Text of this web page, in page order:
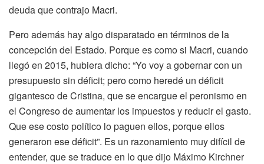
deuda que contrajo Macri.
Pero además hay algo disparatado en términos de la
concepción del Estado. Porque es como si Macri, cuando
llegó en 2015, hubiera dicho: “Yo voy a gobernar con un
presupuesto sin déficit; pero como heredé un déficit
gigantesco de Cristina, que se encargue el peronismo en
el Congreso de aumentar los impuestos y reducir el gasto.
Que ese costo político lo paguen ellos, porque ellos
generaron ese déficit”. Es un razonamiento muy difícil de
entender, que se traduce en lo que dijo Máximo Kirchner